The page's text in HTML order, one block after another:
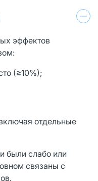
эффектов
(≥10%);
отдельные
были слабо или
связаны с